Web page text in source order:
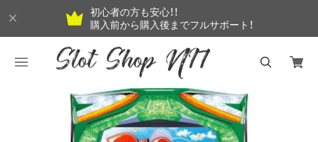
初心者の方も安心！！
購入前から購入後までフルサポート！